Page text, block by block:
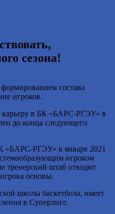
сезона!
состава
игроков.
карьеру в БК «БАРС-РГЭУ» в
до конца следующего
«БАРС-РГЭУ» в январе 2021
игроком
тренерский штаб отводит
основы.
школы баскетбола, имеет
в Суперлиге.